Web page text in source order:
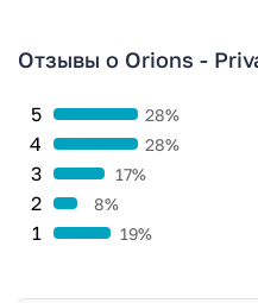
возобновить в любое
Благодаря встроенной
отвлекаться на
интересующего контента
приложение блокирует
то есть такие ресурсы как
активность пользователя
Отзывы о Orions -
1 19%
2 8%
3 17%
4 28%
5 28%